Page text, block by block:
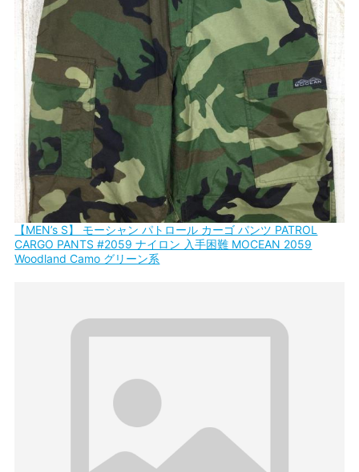
【MEN’s S】 モーシャン パトロール カーゴ パンツ PATROL
CARGO PANTS #2059 ナイロン 入手困難 MOCEAN 2059
Woodland Camo グリーン系